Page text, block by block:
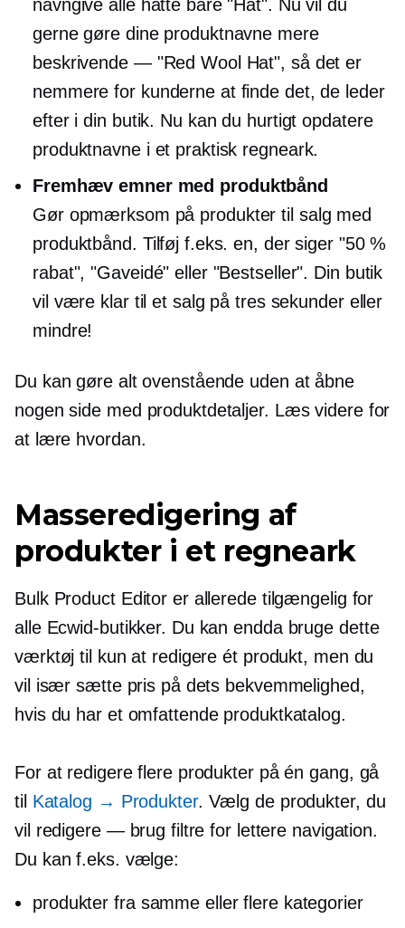
navngive alle hatte bare "Hat". Nu vil du
gerne gøre dine produktnavne mere
beskrivende — "Red Wool Hat", så det er
nemmere for kunderne at finde det, de leder
efter i din butik. Nu kan du hurtigt opdatere
produktnavne i et praktisk regneark.
Fremhæv emner med produktbånd
Gør opmærksom på produkter til salg med
produktbånd. Tilføj f.eks. en, der siger "50 %
rabat", "Gaveidé" eller "Bestseller". Din butik
vil være klar til et salg på tres sekunder eller
mindre!
Du kan gøre alt ovenstående uden at åbne
nogen side med produktdetaljer. Læs videre for
at lære hvordan.
Masseredigering af
produkter i et regneark
Bulk Product Editor er allerede tilgængelig for
alle Ecwid-butikker. Du kan endda bruge dette
værktøj til kun at redigere ét produkt, men du
vil især sætte pris på dets bekvemmelighed,
hvis du har et omfattende produktkatalog.
For at redigere flere produkter på én gang, gå
til Katalog → Produkter. Vælg de produkter, du
vil redigere — brug filtre for lettere navigation.
Du kan f.eks. vælge:
produkter fra samme eller flere kategorier